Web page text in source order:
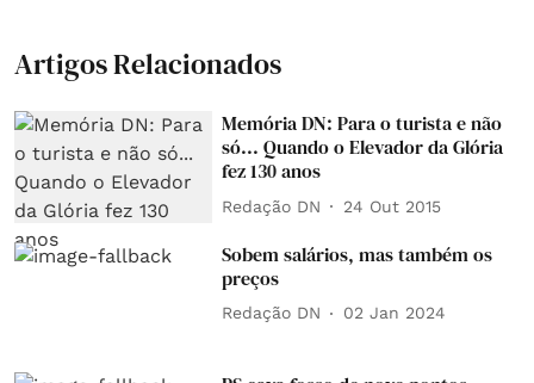
Artigos Relacionados
Memória DN: Para o turista e não
só... Quando o Elevador da Glória
fez 130 anos
Redação DN 24 Out 2015
Sobem salários, mas também os
preços
Redação DN 02 Jan 2024